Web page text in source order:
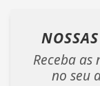
Receba
no seu